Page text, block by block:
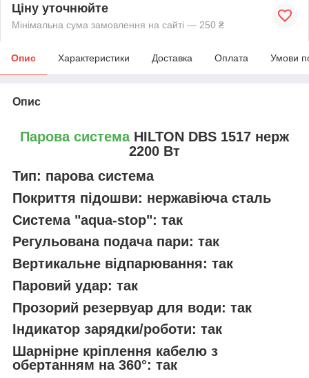
Ціну уточнюйте
Мінімальна сума замовлення на сайті — 250 ₴
Опис Характеристики Доставка Оплата Умови
Опис
Парова системаHILTON DBS 1517 нерж
2200 Вт
Тип: парова система
Покриття підошви: нержавіюча сталь
Система "aqua-stop": так
Регульована подача пари: так
Вертикальне відпарювання: так
Паровий удар: так
Прозорий резервуар для води: так
Індикатор зарядки/роботи: так
Шарнірне кріплення кабелю з
обертанням на 360°: так